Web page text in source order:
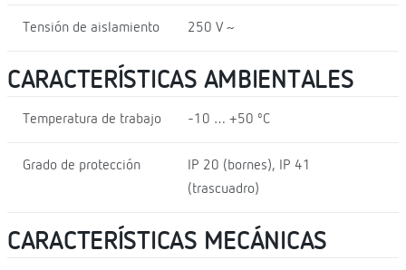
Tensión de aislamiento 250 V ~
CARACTERÍSTICAS AMBIENTALES
Temperatura de trabajo -10 … +50 ºC
Grado de protección
IP 20 (bornes), IP 41
(trascuadro)
CARACTERÍSTICAS MECÁNICAS